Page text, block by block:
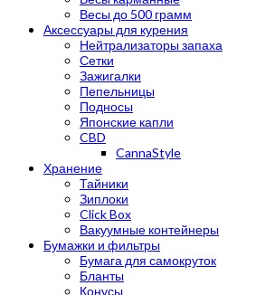
Весы до 500 грамм
Аксессуары для курения
Нейтрализаторы запаха
Сетки
Зажигалки
Пепельницы
Подносы
Японские капли
CBD
CannaStyle
Хранение
Тайники
Зиплоки
Click Box
Вакуумные контейнеры
Бумажки и фильтры
Бумага для самокруток
Бланты
Конусы